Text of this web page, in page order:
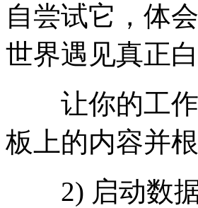
自尝试它，体
世界遇见真正
让你的工作
板上的内容并
2) 启动数据